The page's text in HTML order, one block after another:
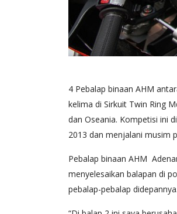
4 Pebalap binaan AHM
kelima di Sirkuit Twin Ring
dan Oseania. Kompetisi ini
2013 dan menjalani musim
Pebalap binaan AHM
menyelesaikan balapan di
pebalap-pebalap didepannya.